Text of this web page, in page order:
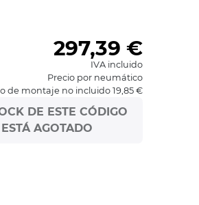
297,39 €
IVA incluido
Precio por neumático
de montaje no incluido 19,85 €
DE ESTE CÓDIGO
ESTÁ AGOTADO